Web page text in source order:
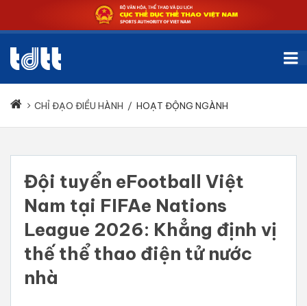
CHỈ ĐẠO ĐIỀU HÀNH / HOẠT ĐỘNG NGÀNH
Đội tuyển eFootball Việt
Nam tại FIFAe Nations
League 2026: Khẳng định vị
thế thể thao điện tử nước
nhà